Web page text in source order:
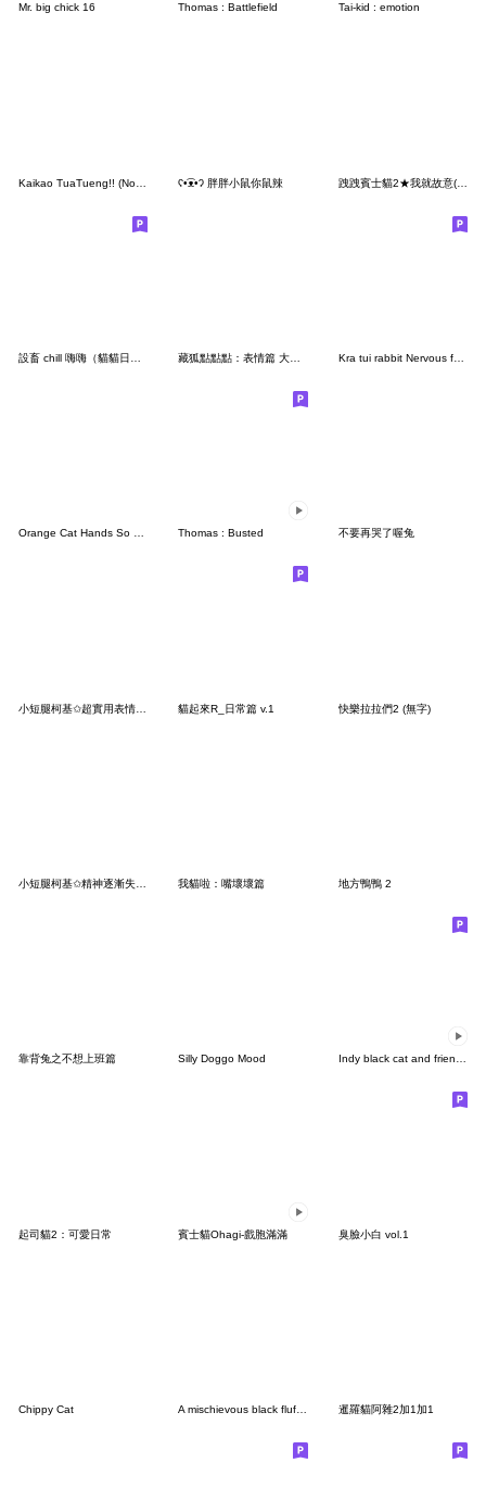
Mr. big chick 16 Thomas : Battlefield Tai-kid : emotion
ʕ•͡ᴥ•ʔ 胖胖小鼠你鼠辣 跩跩賓士貓2★我就故意(大貼圖)
Kra tui rabbit Nervous face (Notext)
Orange Cat Hands So Cute! Thomas : Busted 不要再哭了喔兔
貓起來R_日常篇 v.1 快樂拉拉們2 (無字)
我貓啦：嘴壞壞篇 地方鴨鴨 2
靠背兔之不想上班篇 Silly Doggo Mood Indy black cat and friends III
起司貓2：可愛日常 賓士貓Ohagi-戲胞滿滿 臭臉小白 vol.1
Chippy Cat 暹羅貓阿雜2加1加1